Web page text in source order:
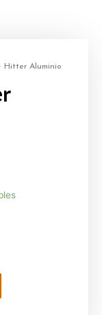
Hitter Aluminio